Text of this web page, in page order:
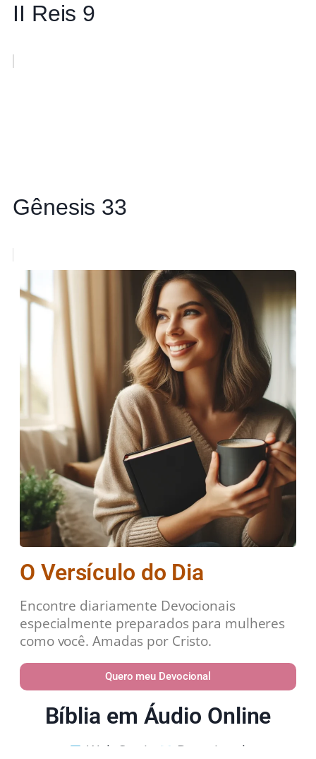
II Reis 9
Gênesis 33
O Versículo do Dia
Encontre diariamente Devocionais
especialmente preparados para mulheres
como você. Amadas por Cristo.
Quero meu Devocional
Bíblia em Áudio Online
Web Stories
Devocional